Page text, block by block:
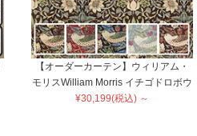
【オーダーカーテン】ウィリアム・
モリスWilliam Morris イチゴドロボウ
¥30,199(税込) ～